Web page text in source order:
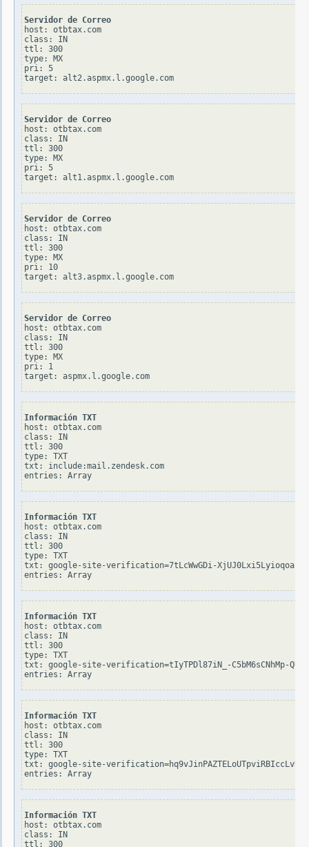
Servidor de Correo
host: otbtax.com
class: IN
ttl: 300
type: MX
pri: 5
Servidor de Correo
host: otbtax.com
class: IN
ttl: 300
type: MX
pri: 5
Servidor de Correo
host: otbtax.com
class: IN
ttl: 300
type: MX
pri: 10
Servidor de Correo
host: otbtax.com
class: IN
ttl: 300
type: MX
pri: 1
Información TXT
host: otbtax.com
class: IN
ttl: 300
type: TXT
txt: include:mail.zendesk.com
Información TXT
host: otbtax.com
class: IN
ttl: 300
type: TXT
txt: google-site-verification=7tLcWwGDi-
Información TXT
host: otbtax.com
class: IN
ttl: 300
type: TXT
txt: google-site-verification=tIyTPDl87iN_-C5bM6sCNhMp-
Información TXT
host: otbtax.com
class: IN
ttl: 300
type: TXT
txt: google-site-
Información TXT
host: otbtax.com
class: IN
ttl: 300